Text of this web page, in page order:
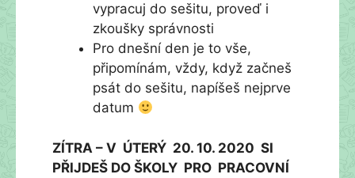
vypracuj do sešitu, proveď i
zkoušky správnosti
Pro dnešní den je to vše,
připomínám, vždy, když začneš
psát do sešitu, napíšeš nejprve
datum
ZÍTRA – V ÚTERÝ 20. 10. 2020 SI
PŘIJDEŠ DO ŠKOLY PRO PRACOVNÍ